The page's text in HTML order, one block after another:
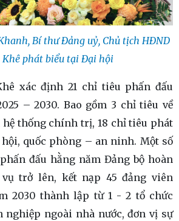
Bí thư Đảng uỷ, Chủ tịch HĐND
Khê phát biểu tại Đại hội
xác định 21 chỉ tiêu phấn đấu
– 2030. Bao gồm 3 chỉ tiêu về
hệ thống chính trị, 18 chỉ tiêu phát
quốc phòng – an ninh. Một số
đấu hằng năm Đảng bộ hoàn
trở lên, kết nạp 45 đảng viên
2030 thành lập từ 1 - 2 tổ chức
nghiệp ngoài nhà nước, đơn vị sự